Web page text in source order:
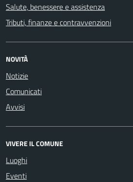
Salute, benessere e assistenza
Tributi, finanze e contravvenzioni
NOVITÀ
Notizie
Comunicati
Avvisi
VIVERE IL COMUNE
Luoghi
Eventi